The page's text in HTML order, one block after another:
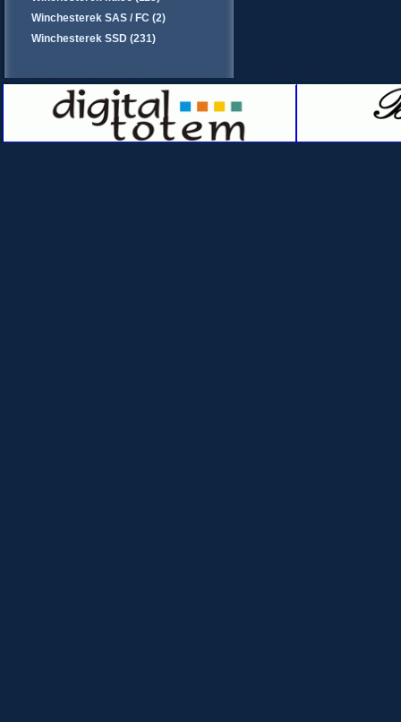
Winchesterek SAS / FC (2)
Winchesterek SSD (231)